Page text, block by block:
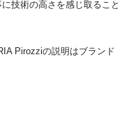
技術の高さを感じ取ること
Pirozziの説明はブランド